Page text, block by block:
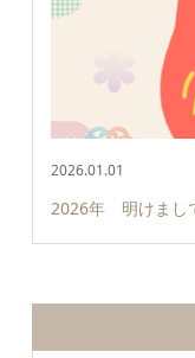
2026.01.01
2026年 明けまし